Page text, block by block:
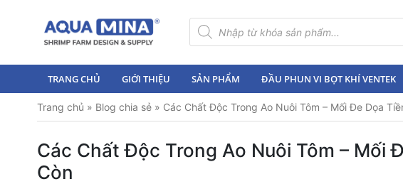
Tìm
kiếm
sản
TRANG CHỦ GIỚI THIỆU SẢN PHẨM ĐẦU PHUN VI BỌT KHÍ VENTEK
Trang chủ » Blog chia sẻ » Các Chất Độc Trong Ao Nuôi Tôm – Mối Đe Dọa
Các Chất Độc Trong Ao Nuôi Tôm – Mối
Còn